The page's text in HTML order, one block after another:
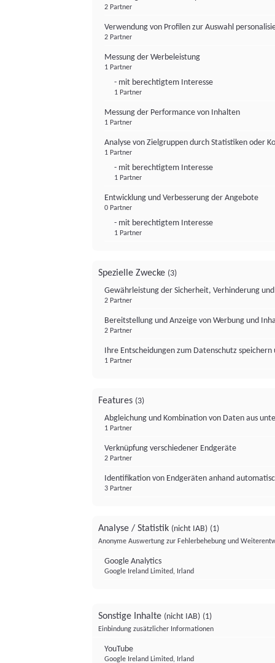
2 Partner
Verwendung von Profilen zur Auswahl
2 Partner
Messung der Werbeleistung
1 Partner
- mit berechtigtem Interesse
1 Partner
Messung der Performance von Inhalten
1 Partner
Analyse von Zielgruppen durch Statistiken oder
1 Partner
- mit berechtigtem Interesse
1 Partner
Entwicklung und Verbesserung der Angebote
0 Partner
- mit berechtigtem Interesse
1 Partner
Spezielle Zwecke (3)
Gewährleistung der Sicherheit, Verhinderung
2 Partner
Bereitstellung und Anzeige von Werbung und
2 Partner
Ihre Entscheidungen zum Datenschutz
1 Partner
Features (3)
Abgleichung und Kombination von Daten aus
1 Partner
Verknüpfung verschiedener Endgeräte
2 Partner
Identifikation von Endgeräten anhand
3 Partner
Analyse / Statistik (nicht IAB) (1)
Anonyme Auswertung zur Fehlerbehebung und
Google Analytics
Google Ireland Limited, Irland
Sonstige Inhalte (nicht IAB) (1)
Einbindung zusätzlicher Informationen
YouTube
Google Ireland Limited, Irland